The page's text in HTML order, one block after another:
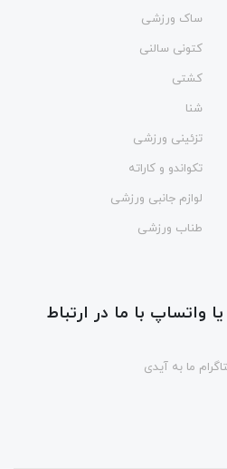
ساک ورزشی
کتونی سالنی
کشتی
شنا
تزئینی ورزشی
تکواندو و کاراته
لوازم جانبی ورزشی
طناب ورزشی
واتساپ با ما در ارتباط
ما به آیدی